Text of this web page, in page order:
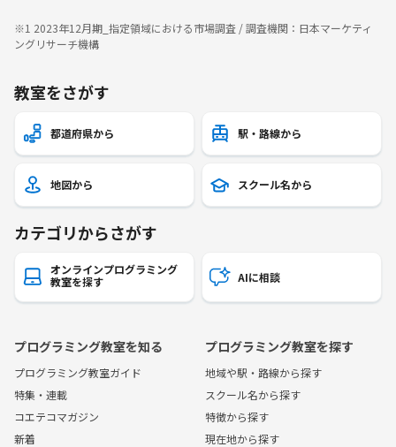
※1 2023年12月期_指定領域における市場調査 / 調査機関：日本マーケティ
ングリサーチ機構
教室をさがす
都道府県から 駅・路線から
地図から スクール名から
カテゴリからさがす
オンラインプログラミング
教室を探す
AIに相談
プログラミング教室を知る
プログラミング教室ガイド
特集・連載
コエテコマガジン
新着
プログラミング教室を探す
地域や駅・路線から探す
スクール名から探す
特徴から探す
現在地から探す